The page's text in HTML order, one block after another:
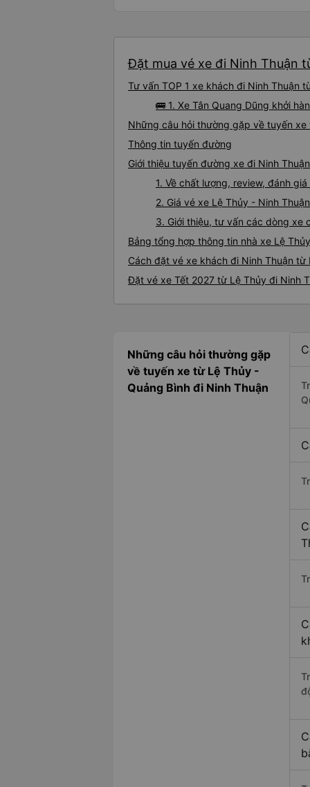
Đặt mua vé xe đi Ninh Thuận
Tư vấn TOP 1 xe khách đi Ninh Thuận
🚌 1. Xe Tân Quang Dũng khởi
Những câu hỏi thường gặp về tuyến xe
Thông tin tuyến đường
Giới thiệu tuyến đường xe đi Ninh
1. Về chất lượng, review, đánh
2. Giá vé xe Lệ Thủy - Ninh Thuận
3. Giới thiệu, tư vấn các dòng xe
Bảng tổng hợp thông tin nhà xe Lệ
Cách đặt vé xe khách đi Ninh Thuận
Đặt vé xe Tết 2027 từ Lệ Thủy đi Ninh
Những câu hỏi thường gặp
về tuyến xe từ Lệ Thủy -
Quảng Bình đi Ninh Thuận